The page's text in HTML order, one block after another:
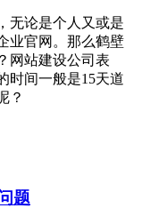
无论是个人又或是
业官网。那么鹤壁
网站建设公司表
时间一般是15天道
？
题